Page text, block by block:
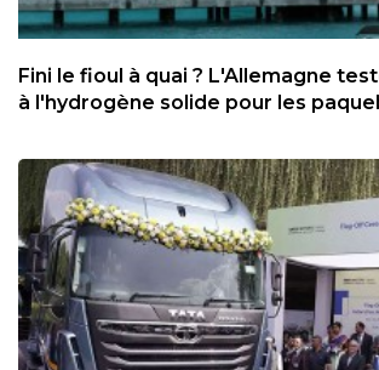
Fini le fioul à quai ? L'Allemagne
à l'hydrogène solide pour les